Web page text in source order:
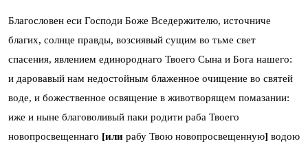
Благословен еси Господи Боже Вседержителю, источниче
благих, солнце правды, возсиявый сущим во тьме свет
спасения, явлением единороднаго Твоего Сына и Бога нашего:
и даровавый нам недостойным блаженное очищение во святей
воде, и божественное освящение в животворящем помазании:
иже и ныне благоволивый паки родити раба Твоего
новопросвещеннаго [или рабу Твою новопросвещенную] водою